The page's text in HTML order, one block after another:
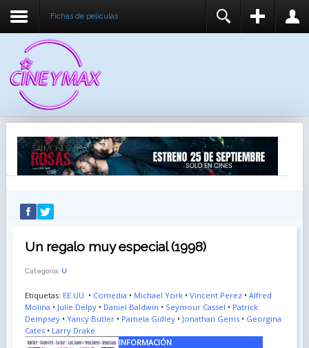
Fichas de peliculas
RECUÉRDEME
IDENTIFICARSE
REGISTER
Un regalo muy especial (1998)
Categoría: U
Etiquetas: EE.UU. • Comedia • Michael York• Vincent Perez• Alfred
Molina • Julie Delpy• Daniel Baldwin • Seymour Cassel • Patrick
Dempsey• Yancy Butler• Pamela Gidley• Jonathan Gems• Georgina
Cates• Larry Drake
INFORMACIÓN